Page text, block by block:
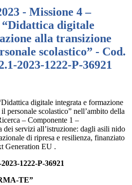
- Missione 4 –
digitale
alla transizione
scolastico” - Cod.
2023-1222-P-36921
digitale integrata e formazione
personale scolastico” nell’ambito della
– Componente 1 –
dei servizi all’istruzione: dagli asili nido
di ripresa e resilienza, finanziato
Generation EU .
1222-P-36921
TE”